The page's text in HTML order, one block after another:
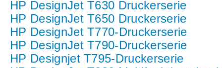
HP DesignJet T630 Druckerserie
HP DesignJet T650 Druckerserie
HP DesignJet T770-Druckerserie
HP DesignJet T790-Druckerserie
HP Designjet T795-Druckerserie